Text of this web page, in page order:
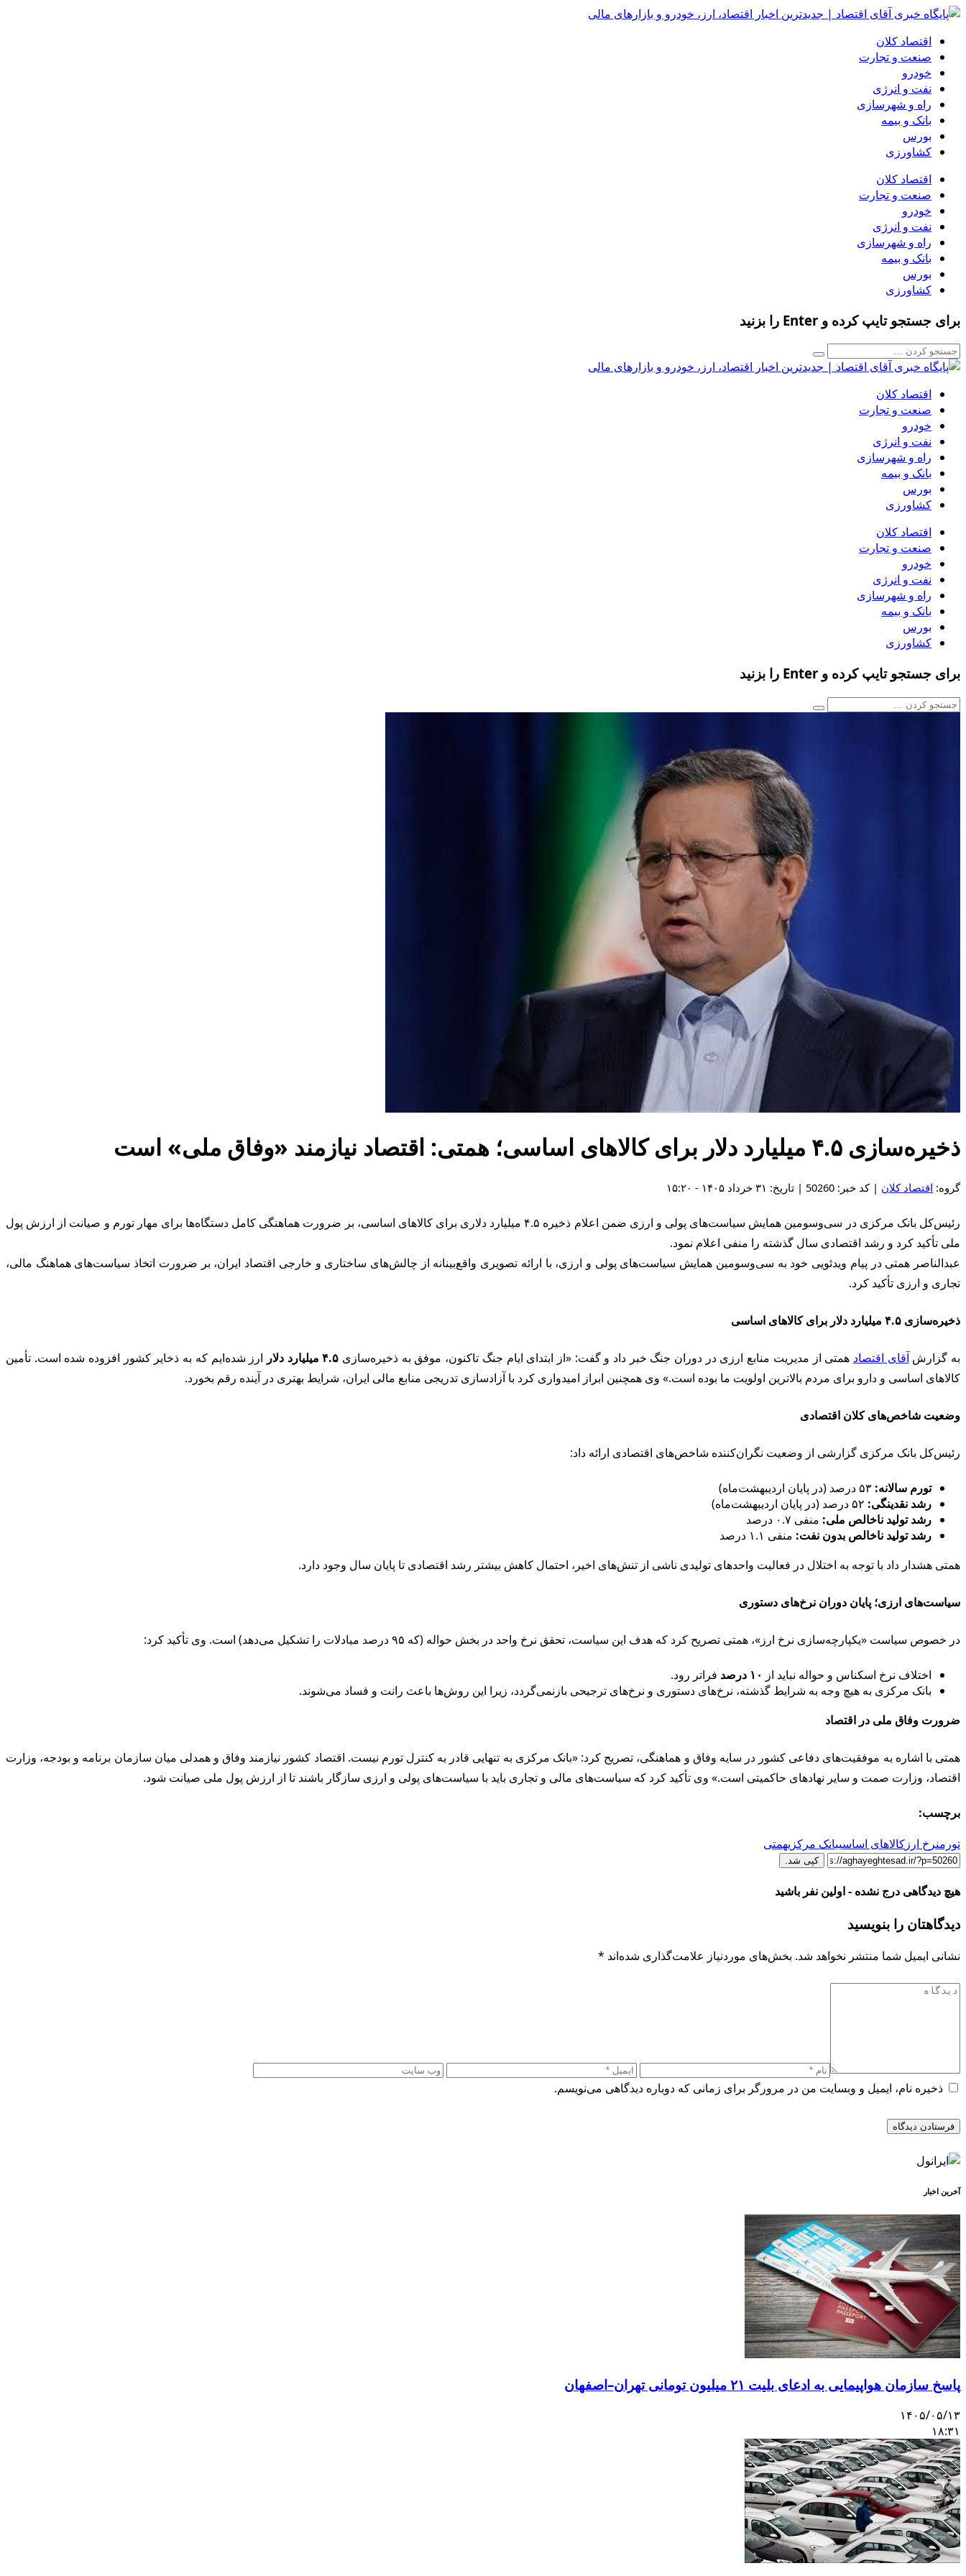
اقتصاد کلان
صنعت و تجارت
خودرو
نفت و انرژی
راه و شهرسازی
بانک و بیمه
بورس
کشاورزی
اقتصاد کلان
صنعت و تجارت
خودرو
نفت و انرژی
راه و شهرسازی
بانک و بیمه
بورس
کشاورزی
برای جستجو تایپ کرده و Enter را بزنید
اقتصاد کلان
صنعت و تجارت
خودرو
نفت و انرژی
راه و شهرسازی
بانک و بیمه
بورس
کشاورزی
اقتصاد کلان
صنعت و تجارت
خودرو
نفت و انرژی
راه و شهرسازی
بانک و بیمه
بورس
کشاورزی
برای جستجو تایپ کرده و Enter را بزنید
ذخیره‌سازی ۴.۵ میلیارد دلار برای کالاهای اساسی؛ همتی: اقتصاد نیازمند «وفاق ملی» است
گروه: اقتصاد کلان | کد خبر: 50260 | تاریخ: ۳۱ خرداد ۱۴۰۵ - ۱۵:۲۰
رئیس‌کل بانک مرکزی در سی‌وسومین همایش سیاست‌های پولی و ارزی ضمن اعلام ذخیره ۴.۵ میلیارد دلاری برای کالاهای اساسی، بر ضرورت هماهنگی کامل دستگاه‌ها برای مهار تورم و صیانت از ارزش پول
ملی تأکید کرد و رشد اقتصادی سال گذشته را منفی اعلام نمود.
عبدالناصر همتی در پیام ویدئویی خود به سی‌وسومین همایش سیاست‌های پولی و ارزی، با ارائه تصویری واقع‌بینانه از چالش‌های ساختاری و خارجی اقتصاد ایران، بر ضرورت اتخاذ سیاست‌های هماهنگ مالی،
تجاری و ارزی تأکید کرد.
ذخیره‌سازی ۴.۵ میلیارد دلار برای کالاهای اساسی
به گزارشآقای اقتصاد همتی از مدیریت منابع ارزی در دوران جنگ خبر داد و گفت: «از ابتدای ایام جنگ تاکنون، موفق به ذخیره‌سازی ۴.۵ میلیارد دلار
ارز شده‌ایم که به ذخایر کشور افزوده شده است. تأمین
کالاهای اساسی و دارو برای مردم بالاترین اولویت ما بوده است.» وی همچنین ابراز امیدواری کرد با آزادسازی تدریجی منابع مالی ایران، شرایط بهتری در آینده رقم بخورد.
وضعیت شاخص‌های کلان اقتصادی
رئیس‌کل بانک مرکزی گزارشی از وضعیت نگران‌کننده شاخص‌های اقتصادی ارائه داد:
تورم سالانه:
رشد نقدینگی:
رشد تولید ناخالص ملی: منفی ۰.۷ درصد
رشد تولید ناخالص بدون نفت: منفی ۱.۱ درصد
همتی هشدار داد با توجه به اختلال در فعالیت واحدهای تولیدی ناشی از تنش‌های اخیر، احتمال کاهش بیشتر رشد اقتصادی تا پایان سال وجود دارد.
سیاست‌های ارزی؛ پایان دوران نرخ‌های دستوری
در خصوص سیاست «یکپارچه‌سازی نرخ ارز»، همتی تصریح کرد که هدف این سیاست، تحقق نرخ واحد در بخش حواله (که ۹۵ درصد مبادلات را تشکیل می‌دهد) است. وی تأکید کرد:
اختلاف نرخ اسکناس و حواله نباید از ۱۰ درصد
فراتر رود.
بانک مرکزی به هیچ وجه به شرایط گذشته، نرخ‌های دستوری و نرخ‌های ترجیحی بازنمی‌گردد، زیرا این روش‌ها باعث رانت و فساد می‌شوند.
ضرورت وفاق ملی در اقتصاد
همتی با اشاره به موفقیت‌های دفاعی کشور در سایه وفاق و هماهنگی، تصریح کرد: «بانک مرکزی به تنهایی قادر به کنترل تورم نیست. اقتصاد کشور نیازمند وفاق و همدلی میان سازمان برنامه و بودجه، وزارت
اقتصاد، وزارت صمت و سایر نهادهای حاکمیتی است.» وی تأکید کرد که سیاست‌های مالی و تجاری باید با سیاست‌های پولی و ارزی سازگار باشند تا از ارزش پول ملی صیانت شود.
برچسب:
تورمنرخ ارزکالاهای اساسیبانک مرکزیهمتی
کپی شد.
هیچ دیدگاهی درج نشده - اولین نفر باشید
دیدگاهتان را بنویسید
نشانی ایمیل شما منتشر نخواهد شد. بخش‌های موردنیاز علامت‌گذاری شده‌اند *
ذخیره نام، ایمیل و وبسایت من در مرورگر برای زمانی که دوباره دیدگاهی می‌نویسم.
آخرین اخبار
پاسخ سازمان هواپیمایی به ادعای بلیت ۲۱ میلیون تومانی تهران–اصفهان
۱۴۰۵/۰۵/۱۳
۱۸:۳۱